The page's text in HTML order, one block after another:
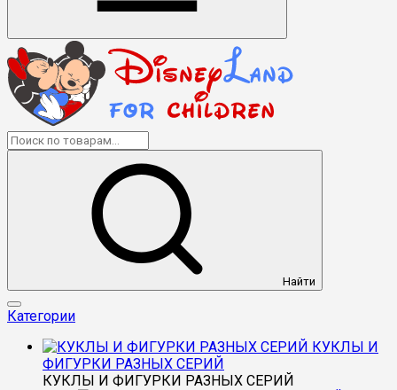
Найти
Категории
КУКЛЫ И
ФИГУРКИ РАЗНЫХ СЕРИЙ
КУКЛЫ И ФИГУРКИ РАЗНЫХ СЕРИЙ